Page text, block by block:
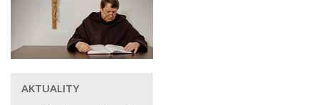
AKTUALITY